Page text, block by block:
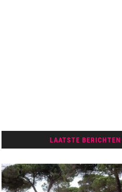
LAATSTE BERICHTEN